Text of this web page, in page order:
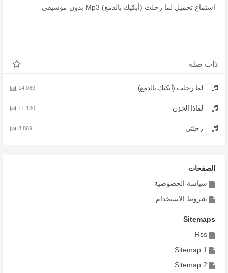
استماع تحميل لما رحلت (أبكيك بالدمع) Mp3 بدون موسيقى
ذات صلة
لما رحلت (أبكيك بالدمع) 14,089
لماذا الحزن 11,130
رحلتي 8,869
الصفحات
سياسة الخصوصية
شروط الاستخدام
Sitemaps
Rss
Sitemap 1
Sitemap 2